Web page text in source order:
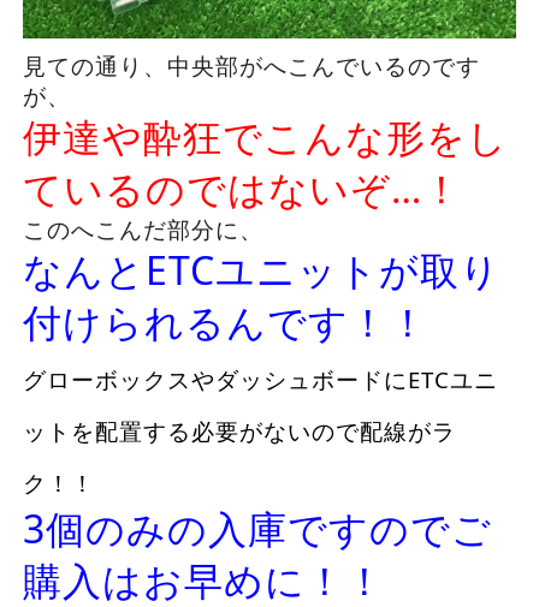
見ての通り、中央部がへこんでいるのです
が、
伊達や酔狂でこんな形をし
ているのではないぞ…！
このへこんだ部分に、
なんとETCユニットが取り
付けられるんです！！
グローボックスやダッシュボードにETCユニ
ットを配置する必要がないので配線がラ
ク！！
3個のみの入庫ですのでご
購入はお早めに！！